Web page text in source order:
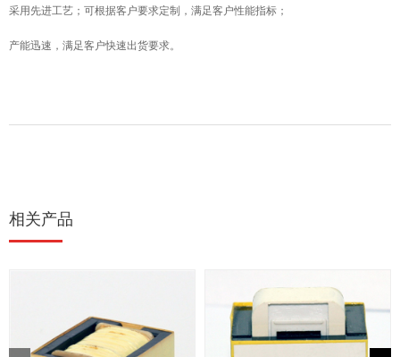
采用先进工艺；可根据客户要求定制，满足客户性能指标；
产能迅速，满足客户快速出货要求。
相关产品